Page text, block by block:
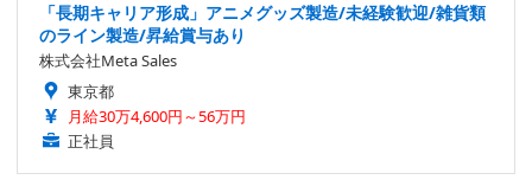
「長期キャリア形成」アニメグッズ製造/未経験歓迎/雑貨類
のライン製造/昇給賞与あり
株式会社Meta Sales
東京都
月給30万4,600円～56万円
正社員